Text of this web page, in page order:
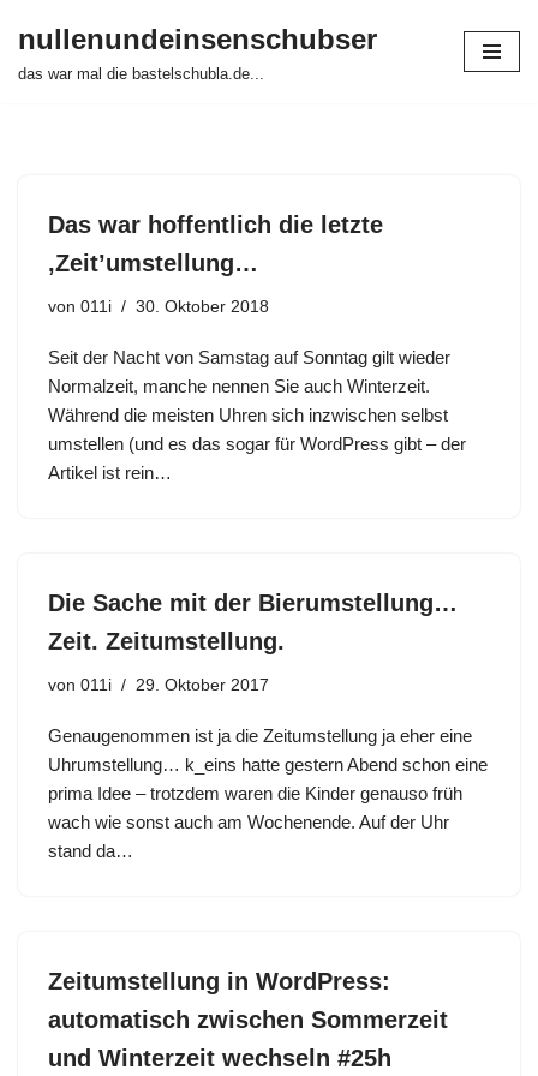
Zum
nullenundeinsenschubser
das war mal die bastelschubla.de...
Das war hoffentlich die letzte
‚Zeit’umstellung…
von 011i 30. Oktober 2018
Seit der Nacht von Samstag auf Sonntag gilt wieder
Normalzeit, manche nennen Sie auch Winterzeit.
Während die meisten Uhren sich inzwischen selbst
umstellen (und es das sogar für WordPress gibt – der
Artikel ist rein…
Die Sache mit der Bierumstellung…
Zeit. Zeitumstellung.
von 011i 29. Oktober 2017
Genaugenommen ist ja die Zeitumstellung ja eher eine
Uhrumstellung… k_eins hatte gestern Abend schon eine
prima Idee – trotzdem waren die Kinder genauso früh
wach wie sonst auch am Wochenende. Auf der Uhr
stand da…
Zeitumstellung in WordPress:
automatisch zwischen Sommerzeit
und Winterzeit wechseln #25h